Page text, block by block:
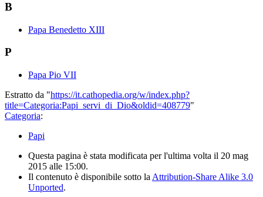
B
Papa Benedetto XIII
P
Papa Pio VII
Estratto da "https://it.cathopedia.org/w/index.php?
title=Categoria:Papi_servi_di_Dio&oldid=408779"
Categoria:
Papi
Questa pagina è stata modificata per l'ultima volta il 20 mag
2015 alle 15:00.
Il contenuto è disponibile sotto la Attribution-Share Alike 3.0
Unported.